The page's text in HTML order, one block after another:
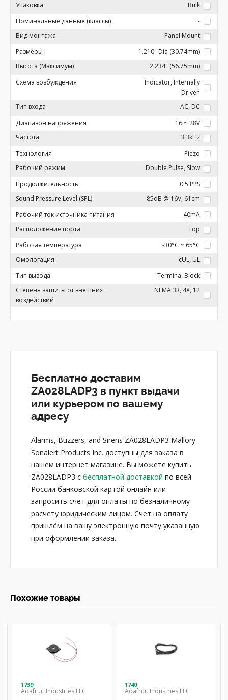
Упаковка
Bulk
Номинальные данные (классы)
-
Вид монтажа
Panel Mount
Размеры
1.210" Dia (30.74mm)
Высота (Максимум)
2.234" (56.75mm)
Схема возбуждения
Indicator, Internally
Driven
Тип входа
AC, DC
Диапазон напряжения
16 ~ 28V
Частота
3.3kHz
Технология
Piezo
Рабочий режим
Double Pulse, Slow
Продолжительность
0.5 PPS
Sound Pressure Level (SPL)
85dB @ 16V, 61cm
Рабочий ток источника питания
40mA
Расположение порта
Top
Рабочая температура
-30°C ~ 65°C
Омологация
cUL, UL
Тип вывода
Terminal Block
Степень защиты от внешних
воздействий
NEMA 3R, 4X, 12
Бесплатно доставим
ZA028LADP3 в пункт выдачи
или курьером по вашему
адресу
Alarms, Buzzers, and Sirens ZA028LADP3 Mallory
Sonalert Products Inc. доступны для заказа в
нашем интернет магазине. Вы можете купить
ZA028LADP3 с бесплатной доставкой по всей
России банковской картой онлайн или
запросить счет для оплаты по безналичному
расчету юридическим лицом. Счет на оплату
пришлём на вашу электронную почту указанную
при оформлении заказа.
Похожие товары
1739
Adafruit Industries LLC
1740
Adafruit Industries LLC